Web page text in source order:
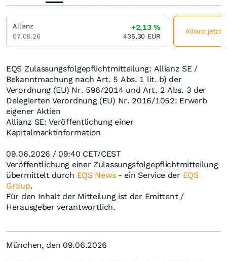
EQS Zulassungsfolgepflichtmitteilung: Allianz SE /
Bekanntmachung nach Art. 5 Abs. 1 lit. b) der
Verordnung (EU) Nr. 596/2014 und Art. 2 Abs. 3 der
Delegierten Verordnung (EU) Nr. 2016/1052: Erwerb
eigener Aktien
Allianz SE: Veröffentlichung einer
Kapitalmarktinformation
09.06.2026 / 09:40 CET/CEST
Veröffentlichung einer Zulassungsfolgepflichtmitteilung
übermittelt durch EQS News- ein Service der EQS
Group.
Für den Inhalt der Mitteilung ist der Emittent /
Herausgeber verantwortlich.
München, den 09.06.2026
Allianz
07.08.26
+2,13%
435,30 EUR
Allianz jetzt